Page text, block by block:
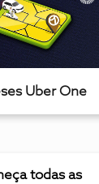
Uber One
todas as